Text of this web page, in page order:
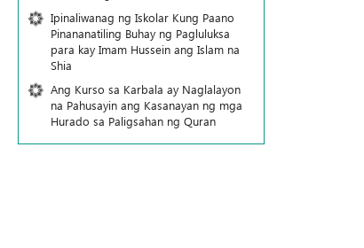
Ipinaliwanag ng Iskolar Kung Paano
Pinananatiling Buhay ng Pagluluksa
para kay Imam Hussein ang Islam na
Shia
Ang Kurso sa Karbala ay Naglalayon
na Pahusayin ang Kasanayan ng mga
Hurado sa Paligsahan ng Quran